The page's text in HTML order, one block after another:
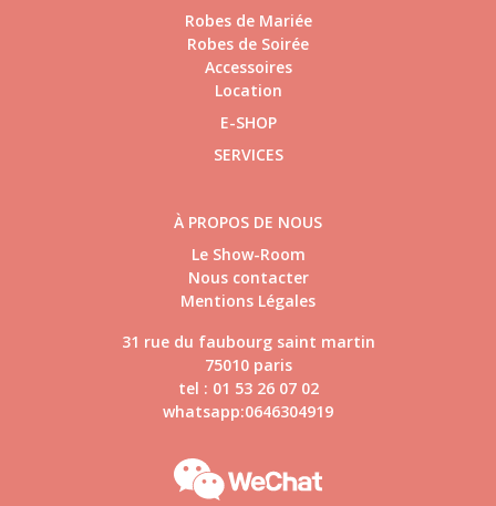
Robes de Mariée
Robes de Soirée
Accessoires
Location
E-SHOP
SERVICES
À PROPOS DE NOUS
Le Show-Room
Nous contacter
Mentions Légales
31 rue du faubourg saint martin
75010 paris
tel : 01 53 26 07 02
whatsapp:0646304919